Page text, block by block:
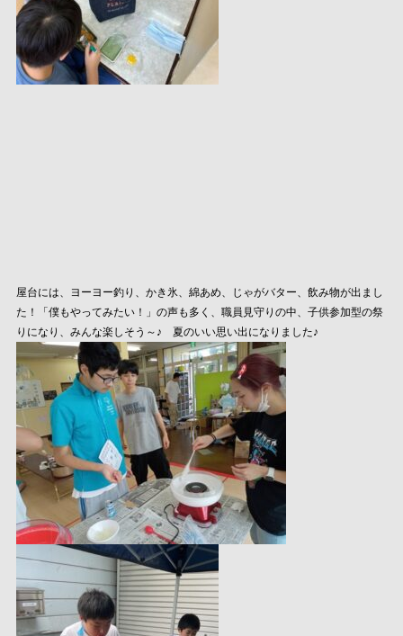
屋台には、ヨーヨー釣り、かき氷、綿あめ、じゃがバター、飲み物が出まし
た！「僕もやってみたい！」の声も多く、職員見守りの中、子供参加型の祭
りになり、みんな楽しそう～♪ 夏のいい思い出になりました♪